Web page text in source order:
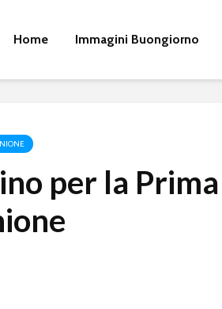
Home Immagini Buongiorno
per la Prima